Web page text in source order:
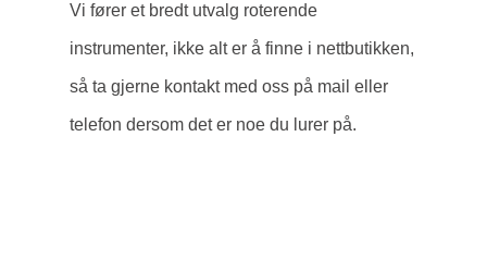
Vi fører et bredt utvalg roterende
instrumenter, ikke alt er å finne i nettbutikken,
så ta gjerne kontakt med oss på mail eller
telefon dersom det er noe du lurer på.